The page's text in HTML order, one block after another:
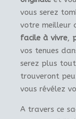
vous serez
votre meilleur
facile à vivre,
vos tenues
serez plus
trouveront
vous révélez
A travers ce